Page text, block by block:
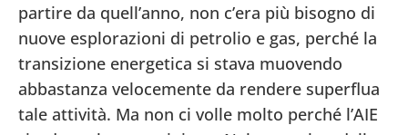
partire da quell’anno, non c’era più bisogno di
nuove esplorazioni di petrolio e gas, perché la
transizione energetica si stava muovendo
abbastanza velocemente da rendere superflua
tale attività. Ma non ci volle molto perché l’AIE